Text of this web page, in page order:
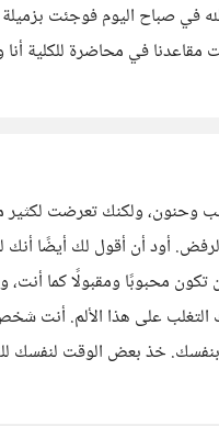
في صباح اليوم فوجئت
في محاضرة للكلية أنا
وحنون، ولكنك تعرضت
أود أن أقول لك أيضًا
تكون محبوبًا ومقبولًا كما
التغلب على هذا الألم.
خذ بعض الوقت لنفسك